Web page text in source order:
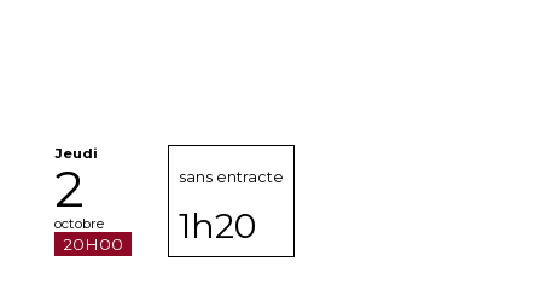
Jeudi
2
octobre
20H00
sans entracte
1h20